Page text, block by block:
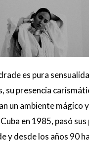
es pura
su presencia
un ambiente mágico
en 1985, pasó
y desde los años 90